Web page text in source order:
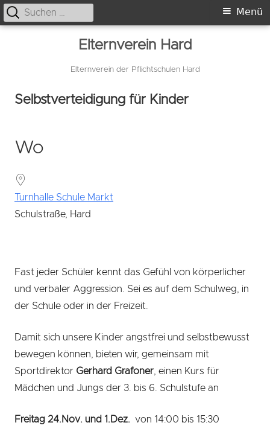
Elternverein Hard
Elternverein der Pflichtschulen Hard
Primäres
Menü
Suche
nach:
Selbstverteidigung für Kinder
Wo
Turnhalle Schule Markt
Schulstraße, Hard
Fast jeder Schüler kennt das Gefühl von körperlicher
und verbaler Aggression. Sei es auf dem Schulweg, in
der Schule oder in der Freizeit.
Damit sich unsere Kinder angstfrei und selbstbewusst
bewegen können, bieten wir, gemeinsam mit
Sportdirektor Gerhard Grafoner , einen Kurs für
Mädchen und Jungs der 3. bis 6. Schulstufe an
Freitag 24.Nov. und 1.Dez. von 14:00 bis 15:30